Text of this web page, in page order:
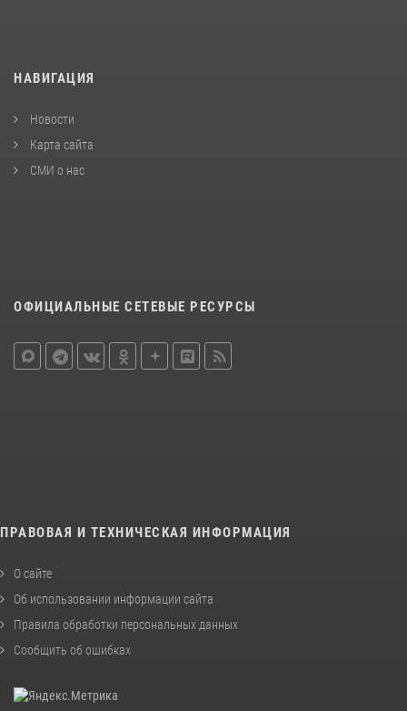
НАВИГАЦИЯ
Новости
Карта сайта
СМИ о нас
ОФИЦИАЛЬНЫЕ СЕТЕВЫЕ РЕСУРСЫ
ПРАВОВАЯ И ТЕХНИЧЕСКАЯ ИНФОРМАЦИЯ
О сайте
Об использовании информации сайта
Правила обработки персональных данных
Сообщить об ошибках